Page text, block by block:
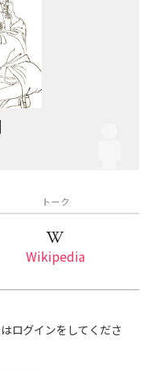
トーク
Wikipedia
ログインをしてくださ